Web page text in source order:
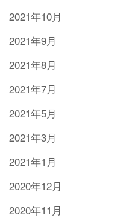
2021年10月
2021年9月
2021年8月
2021年7月
2021年5月
2021年3月
2021年1月
2020年12月
2020年11月